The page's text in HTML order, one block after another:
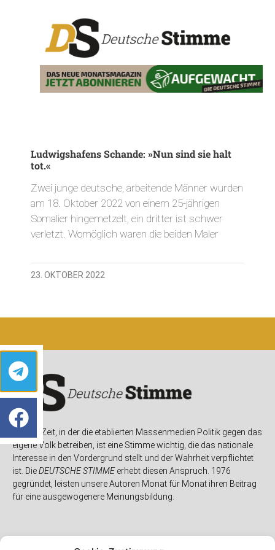
Ludwigshafens Schande: »Nun sind sie halt
tot.«
Zwei junge deutsche, arbeitende Männer wurden
am 18. Oktober 2022 von einem 25-jährigen
Somalier hingemetzelt, ein dritter ist schwer
verletzt. Womöglich waren die beiden Maler
23. OKTOBER 2022
In einer Zeit, in der die etablierten Massenmedien Politik gegen das
eigene Volk betreiben, ist eine Stimme wichtig, die das nationale
Interesse in den Vordergrund stellt und der Wahrheit verpflichtet
ist. DieDEUTSCHE STIMMEerhebt diesen Anspruch. 1976
gegründet, leisten unsere Autoren Monat für Monat ihren Beitrag
für eine ausgewogenere Meinungsbildung.